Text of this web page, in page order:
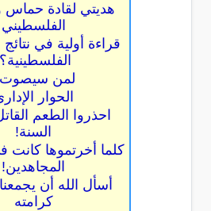
هديتي لقادة
الفلسطيني
قراءة أولية في نتائج
لمن
الحوار
احذروا الطعم
السنة!
كلما أخرتموها
المجاهدين!
أسأل الله أن
كرامته